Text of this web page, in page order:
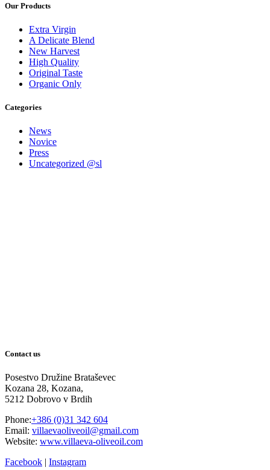
Our Products
Extra Virgin
A Delicate Blend
New Harvest
High Quality
Original Taste
Organic Only
Categories
News
Novice
Press
Uncategorized @sl
Contact us
Posestvo Družine Brataševec
Kozana 28, Kozana,
5212 Dobrovo v Brdih
Phone:+386 (0)31 342 604
Email: villaevaoliveoil@gmail.com
Website: www.villaeva-oliveoil.com
Facebook | Instagram